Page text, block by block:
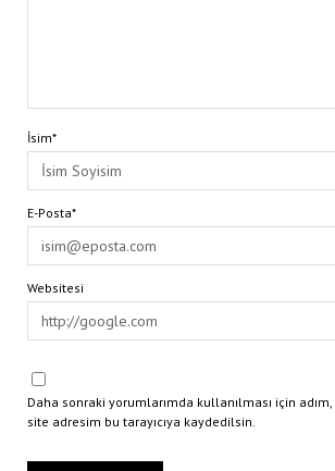
İsim*
E-Posta*
Websitesi
Daha sonraki yorumlarımda kullanılması için
site adresim bu tarayıcıya kaydedilsin.